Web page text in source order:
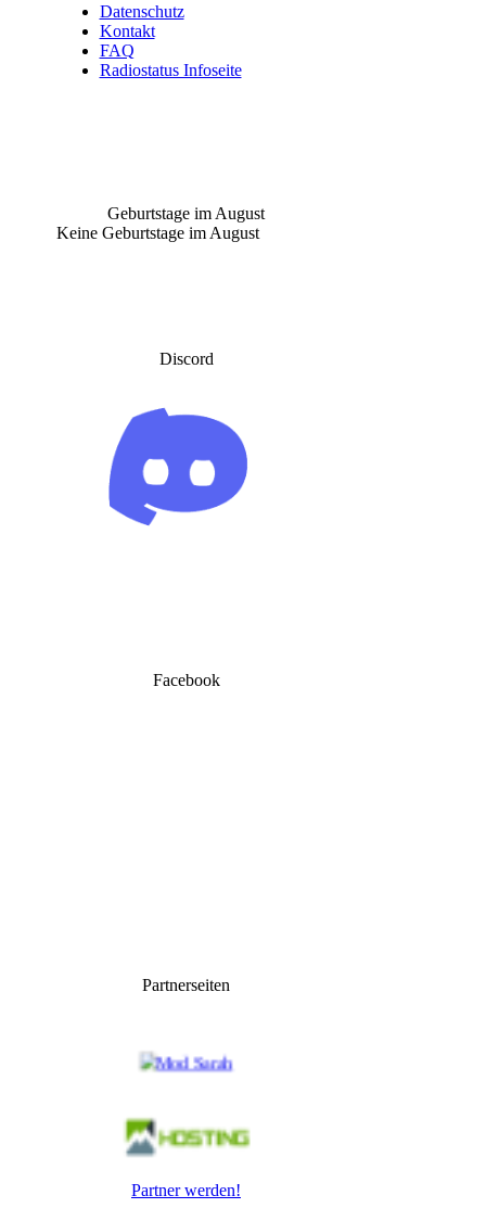
Datenschutz
Kontakt
FAQ
Radiostatus Infoseite
Geburtstage im August
Keine Geburtstage im August
Discord
Facebook
Partnerseiten
Partner werden!